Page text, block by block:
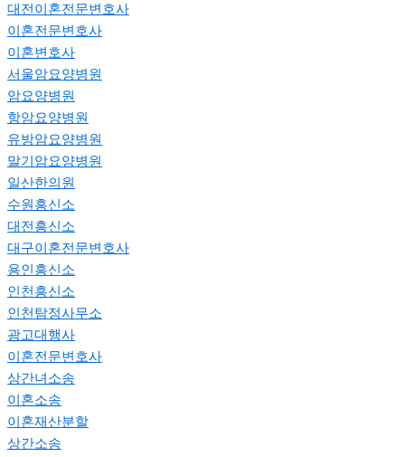
대전이혼전문변호사
이혼전문변호사
이혼변호사
서울암요양병원
암요양병원
항암요양병원
유방암요양병원
말기암요양병원
일산한의원
수원흥신소
대전흥신소
대구이혼전문변호사
용인흥신소
인천흥신소
인천탐정사무소
광고대행사
이혼전문변호사
상간녀소송
이혼소송
이혼재산분할
상간소송